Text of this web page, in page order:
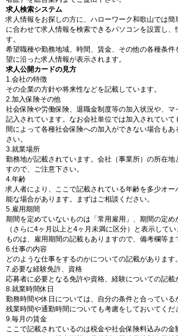
求人検索システム
求人情報をお探しの方に、ハローワーク和歌山では
に合わせて求人情報を検索できるパソコンを設置し、
す。
希望職種や勤務地域、時間、賃金、その他の各種条
望に沿った求人情報が表示されます。
求人公開カードの見方
1.会社の特徴
その企業の方針や将来性などを記載しています。
2.加入保険その他
社会保険や労働保険、退職金制度等の加入状況や、
記入されています。なお会社単位では加入されてい
間によって各種社会保険への加入ができない場合も
さい。
3.就業場所
勤務地が記載されています。会社（事業所）の所在地
すので、ご注意下さい。
4.年齢
求人者により、ここで記載されている年齢を多少オ
能な場合があります。まずはご相談ください。
5.雇用期間
期間を定めていないものは「常用雇用」、期間の定め
（さらに4ヶ月以上と4ヶ月未満に区分）と表示して
ものは、雇用期間の記載もありますので、備考欄等ま
6.仕事の内容
どのような仕事をするのかについての記載があります。
7.必要な経験免許、資格
応募者に必要となる免許や資格、経験についての記載
8.就業時間休日
勤務時間や休日については、自分の条件と合っている
残業時間や通勤時間についても考慮をしておいてくだ
9.毎月の賃金
ここで記載されているのは税金や社会保険料込みの